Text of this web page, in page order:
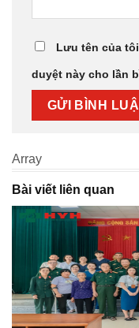
Lưu tên của
duyệt này cho lần
Array
Bài viết liên quan